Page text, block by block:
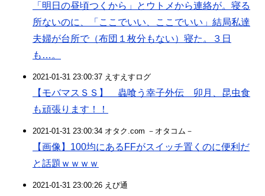
「明日の昼頃つくから」とウトメから連絡が。寝る
所ないのに、「ここでいい、ここでいい」結局私達
夫婦が台所で（布団１枚分もない）寝た。３日
も…。
2021-01-31 23:00:37 えすえすログ
【モバマスＳＳ】 蟲喰う幸子外伝 卯月、昆虫食
も頑張ります！！
2021-01-31 23:00:34 オタク.com －オタコム－
【画像】100均にあるFFがスイッチ置くのに便利だ
と話題ｗｗｗｗ
2021-01-31 23:00:26 えび通